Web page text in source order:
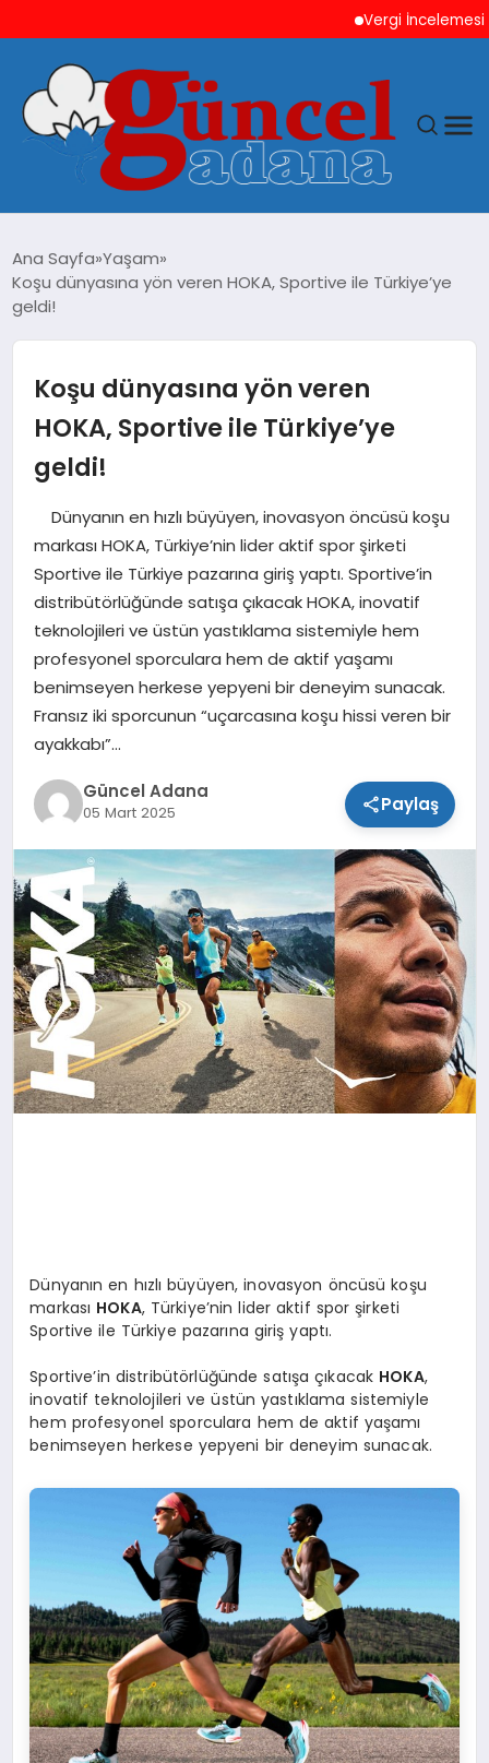
Vergi İncelemesi
GÜNCEL
MAGAZIN
SAĞLIK
SPOR
TEKNOLOJI
Ana Sayfa Yaşam
Koşu dünyasına yön veren HOKA, Sportive ile Türkiye’ye
geldi!
Koşu dünyasına yön veren
HOKA, Sportive ile Türkiye’ye
geldi!
Dünyanın en hızlı büyüyen, inovasyon öncüsü koşu
markası HOKA, Türkiye’nin lider aktif spor şirketi
Sportive ile Türkiye pazarına giriş yaptı. Sportive’in
distribütörlüğünde satışa çıkacak HOKA, inovatif
teknolojileri ve üstün yastıklama sistemiyle hem
profesyonel sporculara hem de aktif yaşamı
benimseyen herkese yepyeni bir deneyim sunacak.
Fransız iki sporcunun “uçarcasına koşu hissi veren bir
ayakkabı”…
Güncel Adana
05 Mart 2025 Paylaş
Dünyanın en hızlı büyüyen, inovasyon öncüsü koşu
markası HOKA, Türkiye’nin lider aktif spor şirketi
Sportive ile Türkiye pazarına giriş yaptı.
Sportive’in distribütörlüğünde satışa çıkacak HOKA,
inovatif teknolojileri ve üstün yastıklama sistemiyle
hem profesyonel sporculara hem de aktif yaşamı
benimseyen herkese yepyeni bir deneyim sunacak.